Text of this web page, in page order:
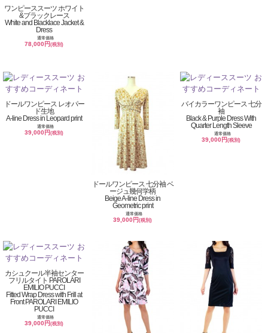
ワンピーススーツ ホワイト
&ブラックレース
White and Blacklace Jacket &
Dress
通常価格
78,000円(税別)
ドールワンピース レオパー
ド生地
A-line Dress in Leopard print
通常価格
39,000円(税別)
ドールワンピース 七分袖 ベ
ージュ幾何学柄
Beige A-line Dress in
Geometric print
通常価格
39,000円(税別)
バイカラーワンピース 七分
袖
Black & Purple Dress With
Quarter Length Sleeve
通常価格
39,000円(税別)
カシュクール半袖センター
フリルタイト PAROLARI
EMILIO PUCCI
Fitted Wrap Dress with Frill at
Front PAROLARI EMILIO
PUCCI
通常価格
39,000円(税別)